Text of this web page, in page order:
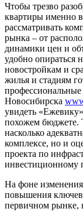
Чтобы трезво
квартиры именно в
рассматривать
рынка – от
динамики цен и
удобно опираться
новостройкам и
жилья и стадиям
профессиональные
Новосибирска
увидеть
похожем бюджете.
насколько
комплексе, но и
проекта по
инвестиционному
На фоне
повышения
первичном рынке,